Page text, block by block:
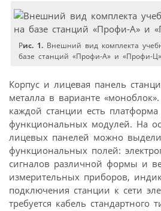
Рис. 1. Внешний вид комплекта
базе станций «Профи-А» и «Профи-Ц»
Корпус и лицевая панель
металла в варианте
каждой станции есть платформа
функциональных модулей. На
лицевых панелей можно
функциональных полей:
сигналов различной формы и
измерительных приборов,
подключения станции к сети
требуется кабель стандартного